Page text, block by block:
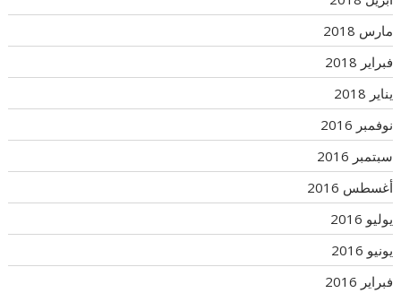
مارس 2018
فبراير 2018
يناير 2018
نوفمبر 2016
سبتمبر 2016
أغسطس 2016
يوليو 2016
يونيو 2016
فبراير 2016